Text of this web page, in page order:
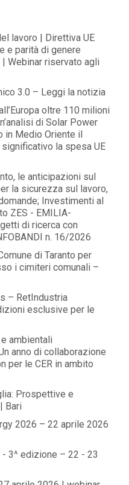
lavoro | Direttiva UE
e parità di genere
Webinar riservato agli
3.0 – Leggi la notizia
oltre 110 milioni
di Solar Power
in Medio Oriente il
la spesa UE
le anticipazioni sul
la sicurezza sul lavoro,
Investimenti al
ZES - EMILIA-
di ricerca con
n. 16/2026
di Taranto per
i cimiteri comunali –
– RetIndustria
esclusive per le
ambientali
anno di collaborazione
per le CER in ambito
Prospettive e
Bari
2026 – 22 aprile 2026
- 3^ edizione – 22 - 23